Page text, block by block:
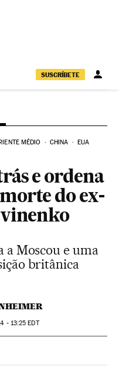
SUSCRÍBETE
MÉDIO CHINA EUA
e ordena
do ex-
a Moscou e uma
britânica
- 13:25 EDT